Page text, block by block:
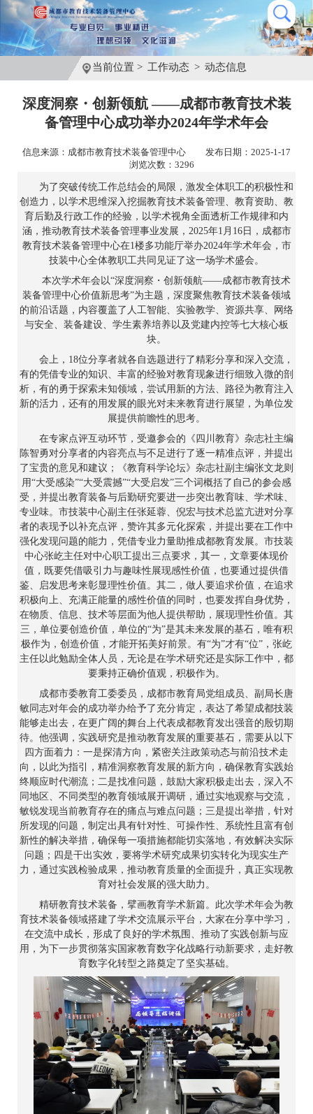
当前位置 > 工作动态 > 动态信息
深度洞察・创新领航 ——成都市教育技术装
备管理中心成功举办2024年学术年会
信息来源：成都市教育技术装备管理中心
发布日期：2025-1-17
浏览次数：3296
为了突破传统工作总结会的局限，激发全体职工的积极性和
创造力，以学术思维深入挖掘教育技术装备管理、教育资助、教
育后勤及行政工作的经验，以学术视角全面透析工作规律和内
涵，推动教育技术装备管理事业发展，2025年1月16日，成都市
教育技术装备管理中心在1楼多功能厅举办2024年学术年会，市
技装中心全体教职工共同见证了这一场学术盛会。
本次学术年会以“深度洞察・创新领航——成都市教育技术
装备管理中心价值新思考”为主题，深度聚焦教育技术装备领域
的前沿话题，内容覆盖了人工智能、实验教学、资源共享、网络
与安全、装备建设、学生素养培养以及党建内控等七大核心板
块。
会上，18位分享者就各自选题进行了精彩分享和深入交流，
有的凭借专业的知识、丰富的经验对教育现象进行细致入微的剖
析，有的勇于探索未知领域，尝试用新的方法、路径为教育注入
新的活力，还有的用发展的眼光对未来教育进行展望，为单位发
展提供前瞻性的思考。
在专家点评互动环节，受邀参会的《四川教育》杂志社主编
陈智勇对分享者的内容亮点与不足进行了逐一精准点评，并提出
了宝贵的意见和建议；《教育科学论坛》杂志社副主编张文龙则
用“大受感染”“大受震撼”“大受启发”三个词概括了自己的参会感
受，并提出教育装备与后勤研究要进一步突出教育味、学术味、
专业味。市技装中心副主任张延蓉、倪宏与技术总监亢进对分享
者的表现予以补充点评，赞许其多元化探索，并提出要在工作中
强化发现问题的能力，凭借专业力量助推成都教育发展。市技装
中心张屹主任对中心职工提出三点要求，其一，文章要体现价
值，既要凭借吸引力与趣味性展现感性价值，也要通过提供借
鉴、启发思考来彰显理性价值。其二，做人要追求价值，在追求
积极向上、充满正能量的感性价值的同时，也要发挥自身优势，
在物质、信息、技术等层面为他人提供帮助，展现理性价值。其
三，单位要创造价值，单位的“为”是其未来发展的基石，唯有积
极作为，创造价值，才能开拓美好前景。有“为”才有“位”，张屹
主任以此勉励全体人员，无论是在学术研究还是实际工作中，都
要秉持正确价值观，积极作为。
成都市委教育工委委员，成都市教育局党组成员、副局长唐
敏同志对年会的成功举办给予了充分肯定，表达了希望成都技装
能够走出去，在更广阔的舞台上代表成都教育发出强音的殷切期
待。他强调，实践研究是推动教育发展的重要基石，需要从以下
四方面着力：一是探清方向，紧密关注政策动态与前沿技术走
向，以此为指引，精准洞察教育发展的新方向，确保教育实践始
终顺应时代潮流；二是找准问题，鼓励大家积极走出去，深入不
同地区、不同类型的教育领域展开调研，通过实地观察与交流，
敏锐发现当前教育存在的痛点与难点问题；三是提出举措，针对
所发现的问题，制定出具有针对性、可操作性、系统性且富有创
新性的解决举措，确保每一项措施都能切实落地，有效解决实际
问题；四是干出实效，要将学术研究成果切实转化为现实生产
力，通过实践检验成果，推动教育质量的全面提升，真正实现教
育对社会发展的强大助力。
精研教育技术装备，擘画教育学术新篇。此次学术年会为教
育技术装备领域搭建了学术交流展示平台，大家在分享中学习，
在交流中成长，形成了良好的学术氛围、推动了实践创新与应
用，为下一步贯彻落实国家教育数字化战略行动新要求，走好教
育数字化转型之路奠定了坚实基础。